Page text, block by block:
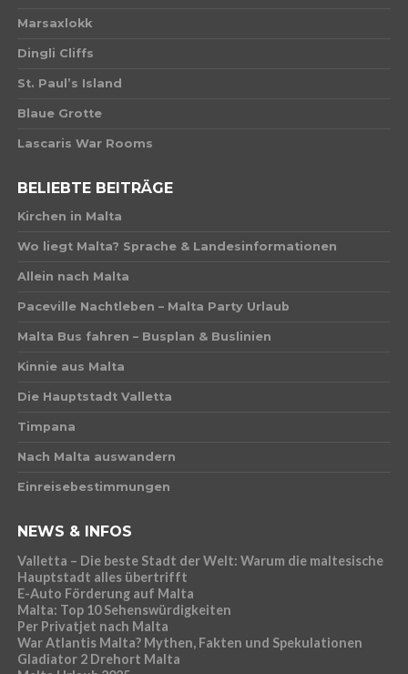
Marsaxlokk
Dingli Cliffs
St. Paul’s Island
Blaue Grotte
Lascaris War Rooms
BELIEBTE BEITRÄGE
Kirchen in Malta
Wo liegt Malta? Sprache & Landesinformationen
Allein nach Malta
Paceville Nachtleben – Malta Party Urlaub
Malta Bus fahren – Busplan & Buslinien
Kinnie aus Malta
Die Hauptstadt Valletta
Timpana
Nach Malta auswandern
Einreisebestimmungen
NEWS & INFOS
Valletta – Die beste Stadt der Welt: Warum die maltesische
Hauptstadt alles übertrifft
E-Auto Förderung auf Malta
Malta: Top 10 Sehenswürdigkeiten
Per Privatjet nach Malta
War Atlantis Malta? Mythen, Fakten und Spekulationen
Gladiator 2 Drehort Malta